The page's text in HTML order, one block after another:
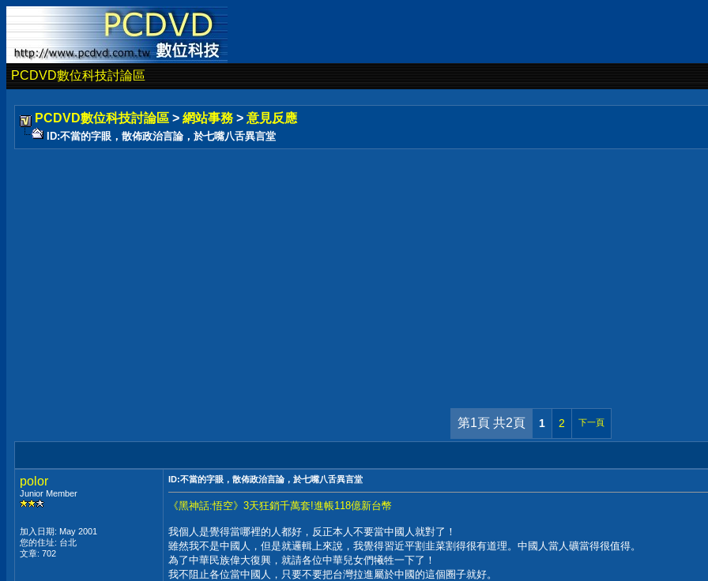
PCDVD數位科技討論區
PCDVD數位科技討論區 > 網站事務 > 意見反應
ID:不當的字眼，散佈政治言論，於七嘴八舌異言堂
第1頁 共2頁 1 2 下一頁
polor
Junior Member
加入日期: May 2001
您的住址: 台北
文章: 702
ID:不當的字眼，散佈政治言論，於七嘴八舌異言堂
《黑神話:悟空》3天狂銷千萬套!進帳118億新台幣
我個人是覺得當哪裡的人都好，反正本人不要當中國人就對了！
雖然我不是中國人，但是就邏輯上來說，我覺得習近平割韭菜割得很有道理。中國人當人礦當得很值得。
為了中華民族偉大復興，就請各位中華兒女們犧牲一下了！
我不阻止各位當中國人，只要不要把台灣拉進屬於中國的這個圈子就好。